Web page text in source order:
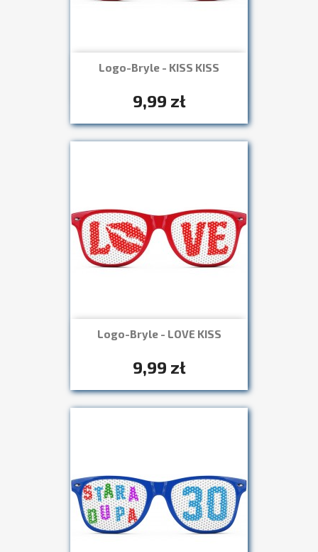
Logo-Bryle - KISS KISS
9,99 zł
Szybki podgląd
Logo-Bryle - LOVE KISS
9,99 zł
Szybki podgląd